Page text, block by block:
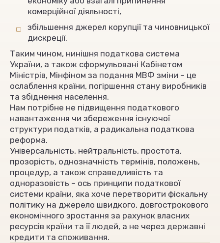
комерційної діяльності,
збільшення джерел корупції та чиновницької
дискреції.
Таким чином, нинішня податкова система
України, а також сформульовані Кабінетом
Міністрів, Мінфіном за подання МВФ зміни – це
ослаблення країни, погіршення стану виробників
та збіднення населення.
Нам потрібне не підвищення податкового
навантаження чи збереження існуючої
структури податків, а радикальна податкова
реформа.
Універсальність, нейтральність, простота,
прозорість, однозначність термінів, положень,
процедур, а також справедливість та
одноразовість – ось принципи податкової
системи країни, яка хоче перетворити фіскальну
політику на джерело швидкого, довгострокового
економічного зростання за рахунок власних
ресурсів країни та її людей, а не через державні
кредити та споживання.